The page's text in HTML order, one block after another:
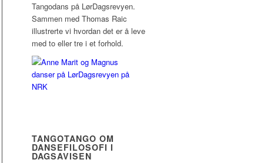
Tangodans på LørDagsrevyen.
Sammen med Thomas Raic
illustrerte vi hvordan det er å leve
med to eller tre i et forhold.
TANGOTANGO OM
DANSEFILOSOFI I
DAGSAVISEN